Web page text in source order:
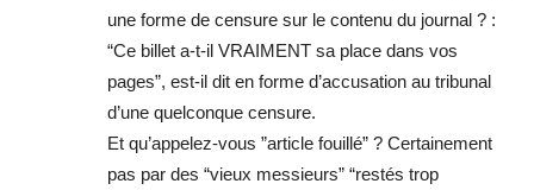
une forme de censure sur le contenu du journal ? :
“Ce billet a-t-il VRAIMENT sa place dans vos
pages”, est-il dit en forme d’accusation au tribunal
d’une quelconque censure.
Et qu’appelez-vous ”article fouillé” ? Certainement
pas par des “vieux messieurs” “restés trop